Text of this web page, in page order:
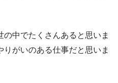
中でたくさんあると思いま
がいのある仕事だと思いま